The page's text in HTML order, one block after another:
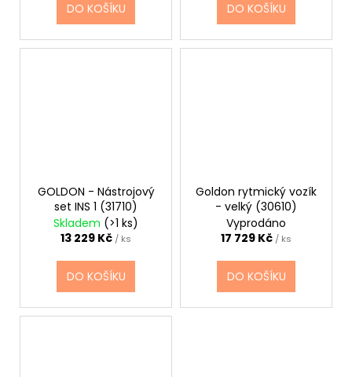
DO KOŠÍKU DO KOŠÍKU
GOLDON - Nástrojový
set INS 1 (31710)
Skladem (>1 ks)
13 229 Kč / ks
DO KOŠÍKU
Goldon rytmický vozík
- velký (30610)
Vyprodáno
17 729 Kč / ks
DO KOŠÍKU